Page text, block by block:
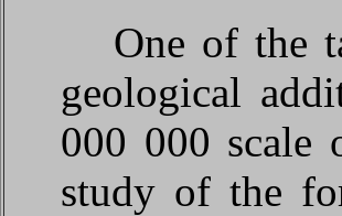
One of the
geological
000 000 scale
study of the